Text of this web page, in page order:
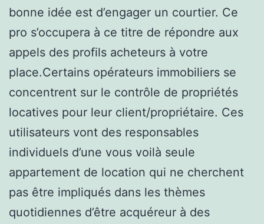
bonne idée est d’engager un courtier. Ce
pro s’occupera à ce titre de répondre aux
appels des profils acheteurs à votre
place.Certains opérateurs immobiliers se
concentrent sur le contrôle de propriétés
locatives pour leur client/propriétaire. Ces
utilisateurs vont des responsables
individuels d’une vous voilà seule
appartement de location qui ne cherchent
pas être impliqués dans les thèmes
quotidiennes d’être acquéreur à des